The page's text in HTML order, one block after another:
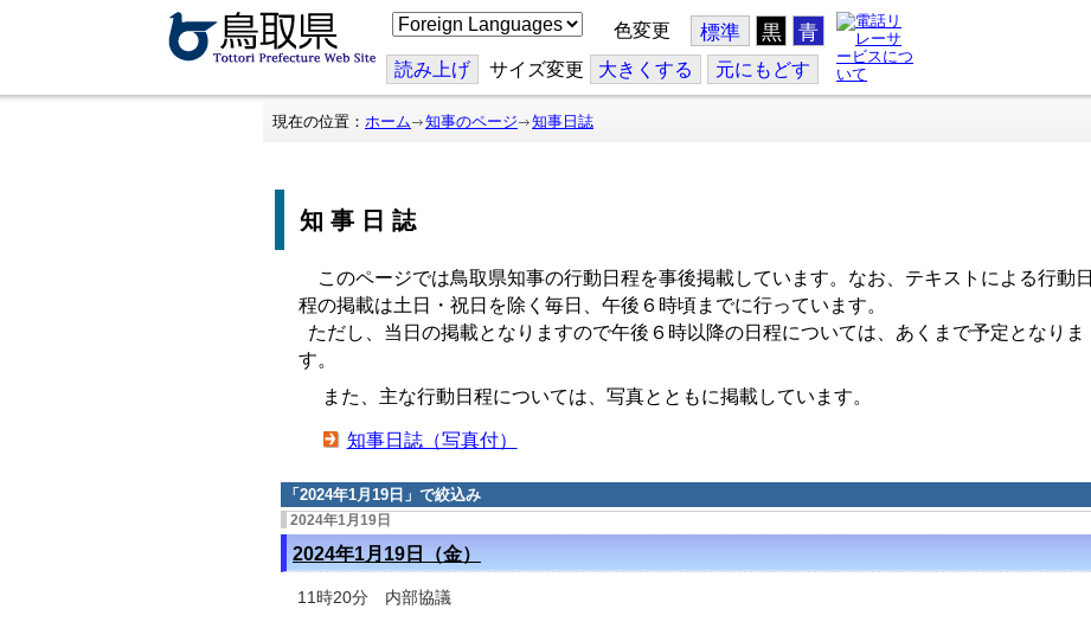
こ
の
ジ
を
翻
色変更 標準 黒 青
読み上げ サイズ変更 大きくする 元にもどす
現在の位置： ホーム 知事のページ 知事日誌
知事日誌
このページでは鳥取県知事の行動日程を事後掲載しています。なお、テキストによる行動日
程の掲載は土日・祝日を除く毎日、午後６時頃までに行っています。
ただし、当日の掲載となりますので午後６時以降の日程については、あくまで予定となりま
す。
また、主な行動日程については、写真とともに掲載しています。
知事日誌（写真付）
「 2024年1月19日 」で絞込み
2024年1月19日
2024年1月19日（金）
11時20分 内部協議